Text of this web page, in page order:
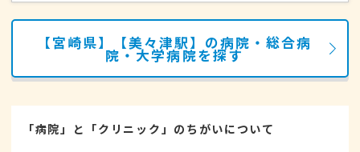
【宮崎県】【美々津駅】の病院・総合病
院・大学病院を探す
「病院」と「クリニック」のちがいについて